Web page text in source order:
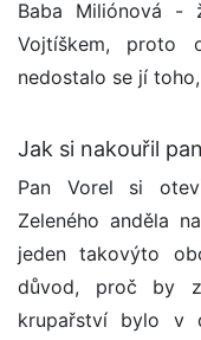
Baba Miliónová -
Vojtíškem, proto
nedostalo se jí
Jak si nakouřil
Pan Vorel si
Zeleného anděla
jeden takovýto
důvod, proč by
krupařství bylo v